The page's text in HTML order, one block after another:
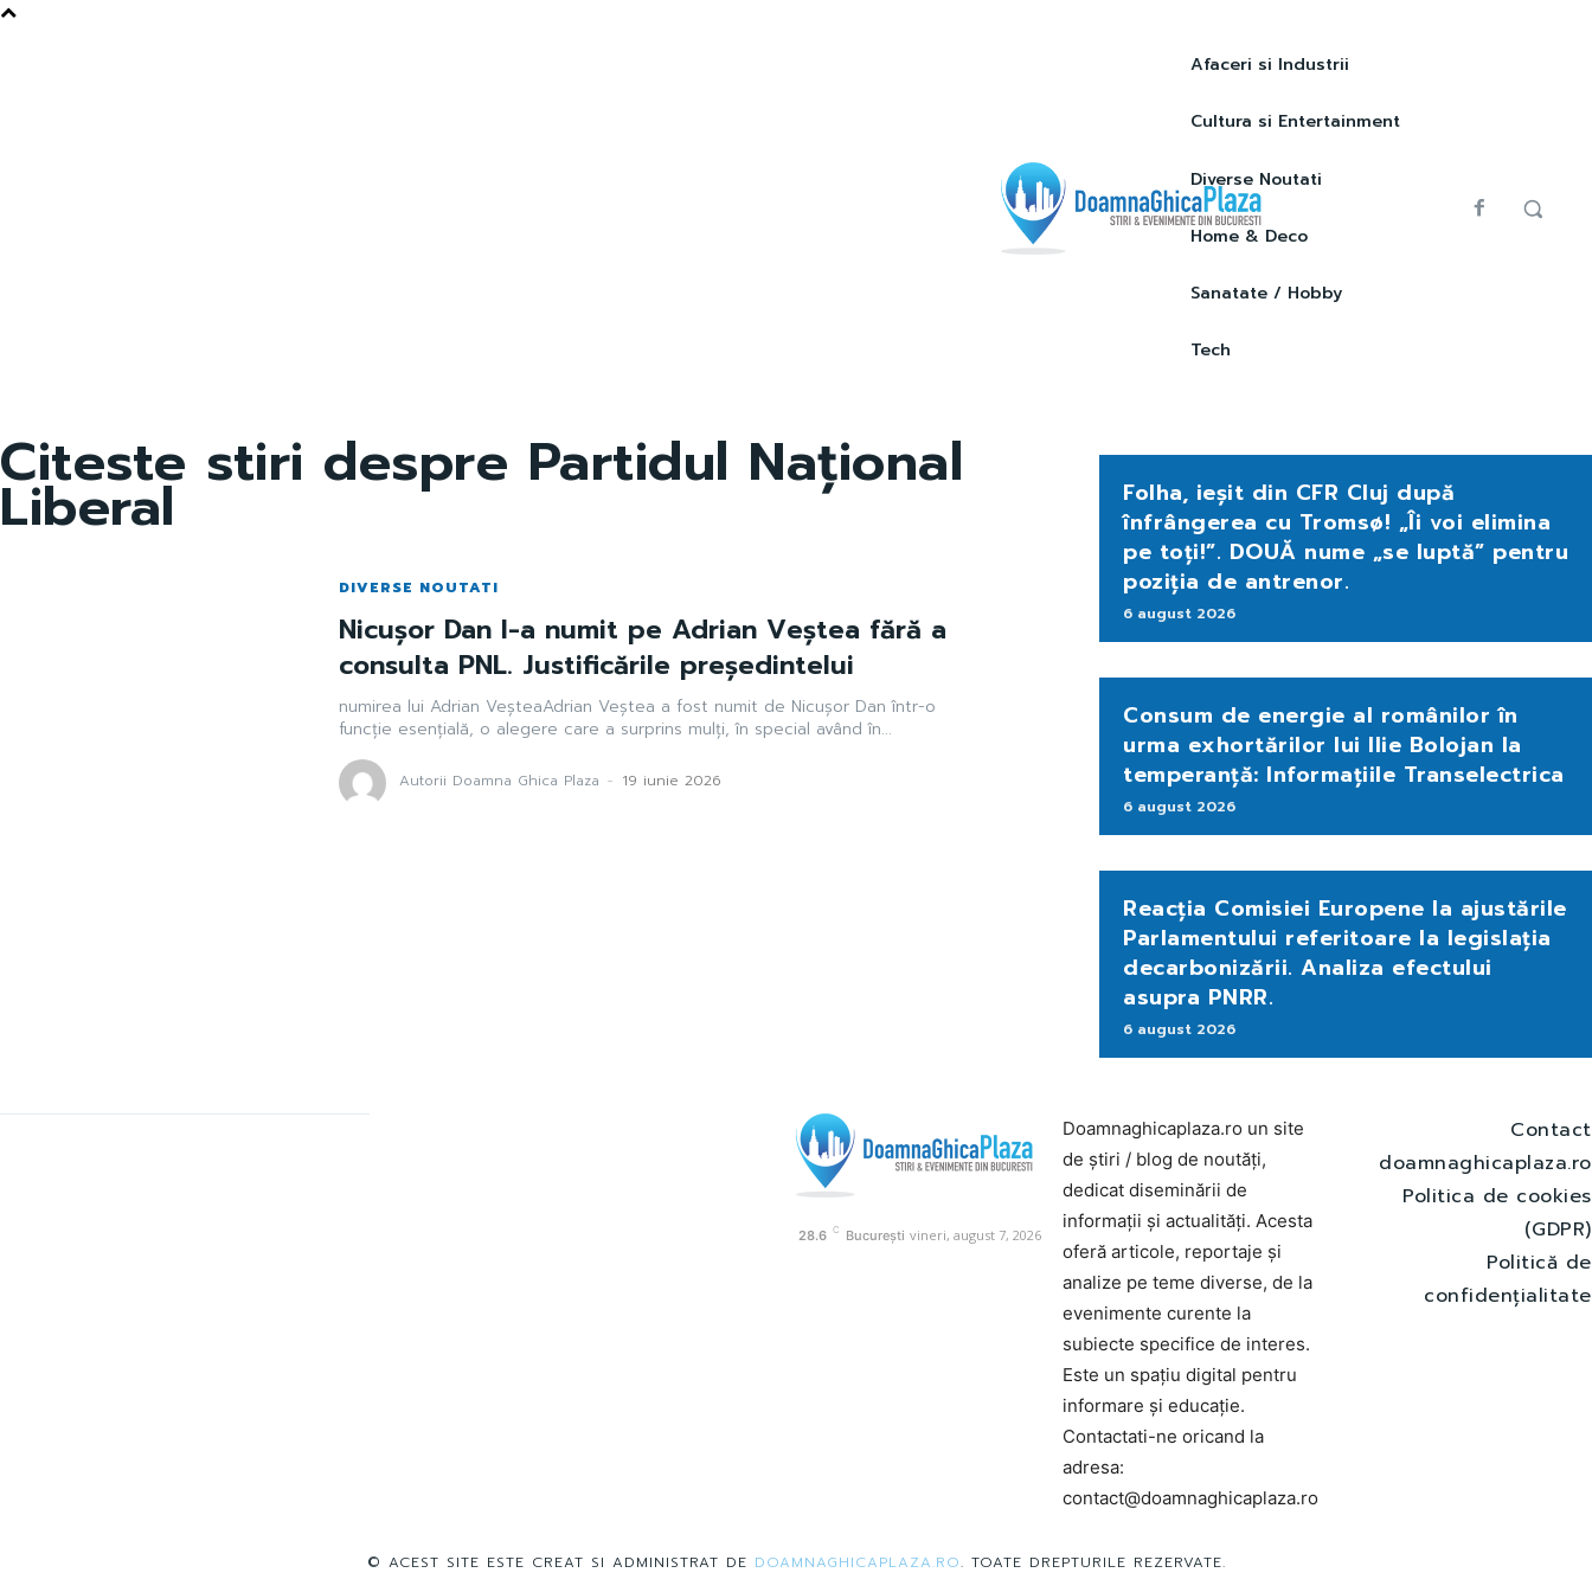
Afaceri si Industrii
Cultura si Entertainment
Diverse Noutati
Home & Deco
Sanatate / Hobby
Tech
Citeste stiri despre Partidul Național
Liberal
DIVERSE NOUTATI
Nicușor Dan l-a numit pe Adrian Veștea fără a
consulta PNL. Justificările președintelui
numirea lui Adrian VeșteaAdrian Veștea a fost numit de Nicușor Dan într-o
funcție esențială, o alegere care a surprins mulți, în special având în...
Autorii Doamna Ghica Plaza - 19 iunie 2026
Folha, ieșit din CFR Cluj după
înfrângerea cu Tromsø! „Îi voi elimina
pe toți!”. DOUĂ nume „se luptă” pentru
poziția de antrenor.
6 august 2026
Consum de energie al românilor în
urma exhortărilor lui Ilie Bolojan la
temperanță: Informațiile Transelectrica
6 august 2026
Reacția Comisiei Europene la ajustările
Parlamentului referitoare la legislația
decarbonizării. Analiza efectului
asupra PNRR.
6 august 2026
28.6 C București vineri, august 7, 2026
Doamnaghicaplaza.ro un site
de știri / blog de noutăți,
dedicat diseminării de
informații și actualități. Acesta
oferă articole, reportaje și
analize pe teme diverse, de la
evenimente curente la
subiecte specifice de interes.
Este un spațiu digital pentru
informare și educație.
Contactati-ne oricand la
adresa:
contact@doamnaghicaplaza.ro
Contact
doamnaghicaplaza.ro
Politica de cookies
(GDPR)
Politică de
confidențialitate
© ACEST SITE ESTE CREAT SI ADMINISTRAT DE DOAMNAGHICAPLAZA.RO. TOATE DREPTURILE REZERVATE.